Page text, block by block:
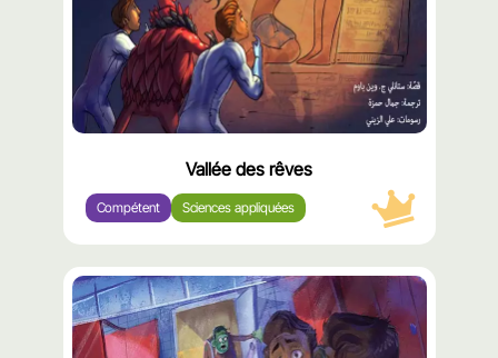
Vallée des rêves
Compétent Sciences appliquées
محتوى
مميّز